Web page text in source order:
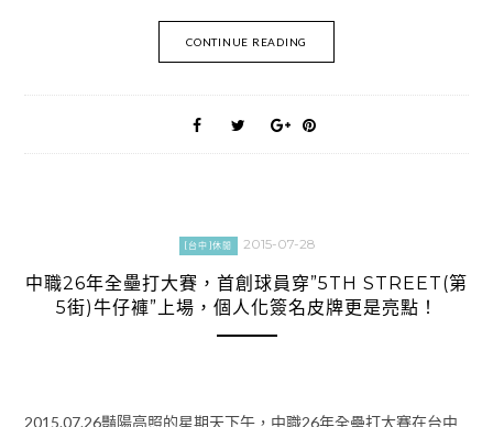
CONTINUE READING
[台中]休閒 2015-07-28
中職26年全壘打大賽，首創球員穿”5TH STREET(第
5街)牛仔褲”上場，個人化簽名皮牌更是亮點！
2015.07.26豔陽高照的星期天下午，中職26年全壘打大賽在台中